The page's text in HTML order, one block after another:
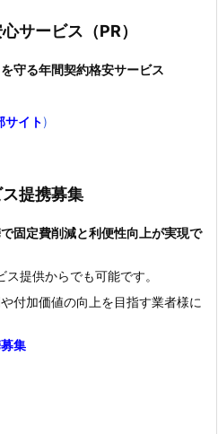
サービス（PR）
守る年間契約格安サービス
サイト)
提携募集
固定費削減と利便性向上が実現で
提供からでも可能です。
付加価値の向上を目指す業者様に
集